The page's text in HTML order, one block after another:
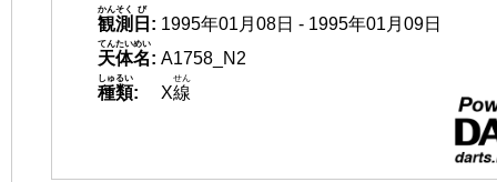
観測
かんそく
日
び
: 1995年01月08日 - 1995年01月09日
天体名
てんたいめい
: A1758_N2
種類
しゅるい
: X線
せん